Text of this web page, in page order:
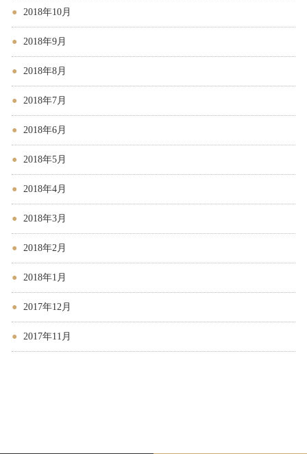
2018年10月
2018年9月
2018年8月
2018年7月
2018年6月
2018年5月
2018年4月
2018年3月
2018年2月
2018年1月
2017年12月
2017年11月